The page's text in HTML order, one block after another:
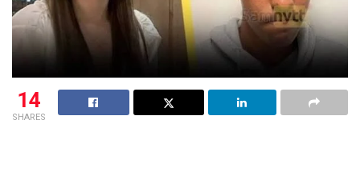
14
SHARES